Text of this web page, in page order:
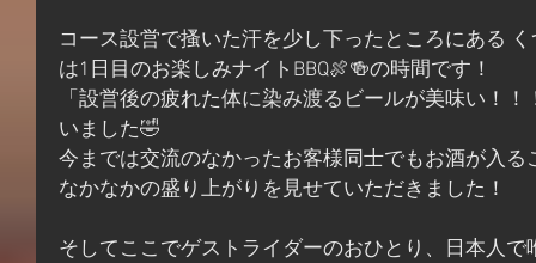
コース設営で搔いた汗を少し下ったところにある
は1日目のお楽しみナイトBBQ🍖🍻の時間です！
「設営後の疲れた体に染み渡るビールが美味い！
いました🤣
今までは交流のなかったお客様同士でもお酒が入
なかなかの盛り上がりを見せていただきました！
そしてここでゲストライダーのおひとり、日本人